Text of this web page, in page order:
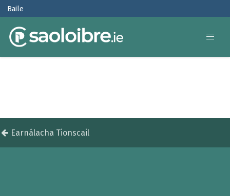
Baile
Earnálacha Tionscail